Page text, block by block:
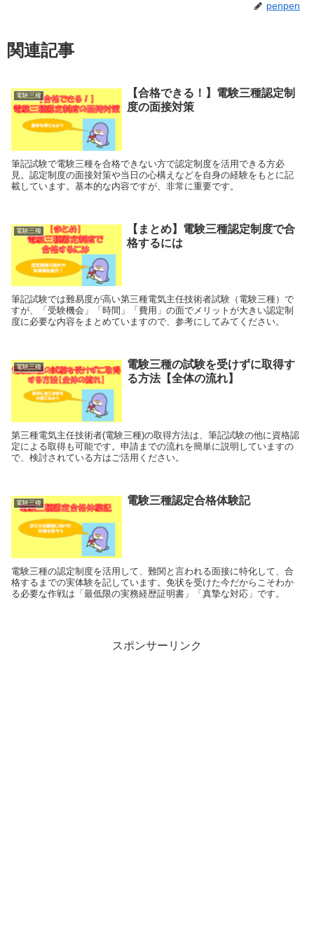
penpen
関連記事
電験三種
【合格できる！】電験三種認定制
度の面接対策
筆記試験で電験三種を合格できない方で認定制度を活用できる方必
見。認定制度の面接対策や当日の心構えなどを自身の経験をもとに記
載しています。基本的な内容ですが、非常に重要です。
電験三種
【まとめ】電験三種認定制度で合
格するには
筆記試験では難易度が高い第三種電気主任技術者試験（電験三種）で
すが、「受験機会」「時間」「費用」の面でメリットが大きい認定制
度に必要な内容をまとめていますので、参考にしてみてください。
電験三種
電験三種の試験を受けずに取得す
る方法【全体の流れ】
第三種電気主任技術者(電験三種)の取得方法は、筆記試験の他に資格認
定による取得も可能です。申請までの流れを簡単に説明していますの
で、検討されている方はご活用ください。
電験三種 電験三種認定合格体験記
電験三種の認定制度を活用して、難関と言われる面接に特化して、合
格するまでの実体験を記しています。免状を受けた今だからこそわか
る必要な作戦は「最低限の実務経歴証明書」「真摯な対応」です。
スポンサーリンク